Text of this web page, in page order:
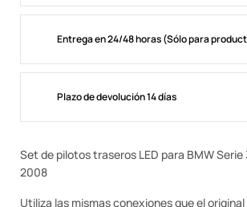
Entrega en 24/48 horas (Sólo para
Plazo de devolución 14 días
Set de pilotos traseros LED para BMW Serie
2008
Utiliza las mismas conexiones que el original